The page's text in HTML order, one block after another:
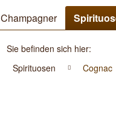
Champagner
Sie befinden sich hier:
Spirituosen
Cognac